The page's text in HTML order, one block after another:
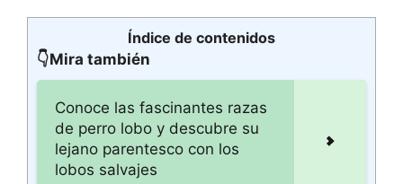
Índice de contenidos
👇Mira también
Conoce las fascinantes razas
de perro lobo y descubre su
lejano parentesco con los
lobos salvajes